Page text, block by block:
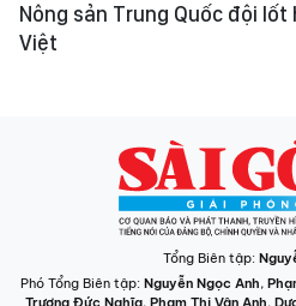
Nông sản Trung Quốc đội lốt
Việt
Tổng Biên tập:
Phó Tổng Biên tập: Nguyễn Ngọc Anh,